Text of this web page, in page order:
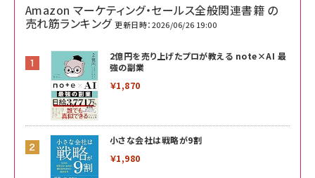
Amazon マーケティング・セールス全般関連書籍 の
売れ筋ランキング 更新日時：2026/06/26 19:00
2億円を売り上げたプロが教える note×AI 最
強の副業
￥1,870
小さな会社は戦略が9割
￥1,980